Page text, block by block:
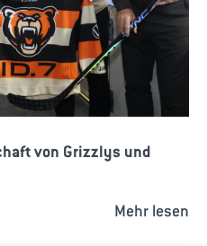
von Grizzlys und
Mehr lesen